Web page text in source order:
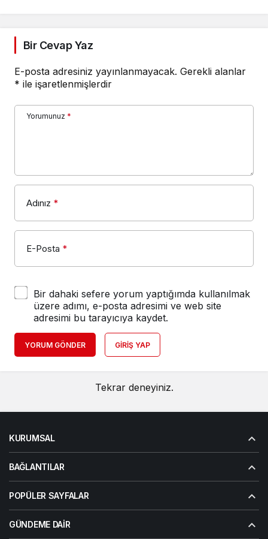
Bir Cevap Yaz
E-posta adresiniz yayınlanmayacak. Gerekli alanlar
* ile işaretlenmişlerdir
Yorumunuz *
Adınız *
E-Posta *
Bir dahaki sefere yorum yaptığımda kullanılmak
üzere adımı, e-posta adresimi ve web site
adresimi bu tarayıcıya kaydet.
YORUM GÖNDER GIRIŞ YAP
Tekrar deneyiniz.
KURUMSAL
BAĞLANTILAR
POPÜLER SAYFALAR
GÜNDEME DAIR